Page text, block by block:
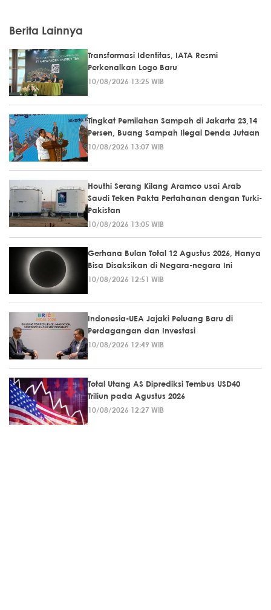
Berita Lainnya
Transformasi Identitas, IATA Resmi
Perkenalkan Logo Baru
10/08/2026 13:25 WIB
Tingkat Pemilahan Sampah di Jakarta 23,14
Persen, Buang Sampah Ilegal Denda Jutaan
10/08/2026 13:07 WIB
Houthi Serang Kilang Aramco usai Arab
Saudi Teken Pakta Pertahanan dengan Turki-
Pakistan
10/08/2026 13:05 WIB
Gerhana Bulan Total 12 Agustus 2026, Hanya
Bisa Disaksikan di Negara-negara Ini
10/08/2026 12:51 WIB
Indonesia-UEA Jajaki Peluang Baru di
Perdagangan dan Investasi
10/08/2026 12:49 WIB
Total Utang AS Diprediksi Tembus USD40
Triliun pada Agustus 2026
10/08/2026 12:27 WIB